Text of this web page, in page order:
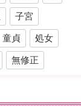
子宮
童貞 処女
無修正